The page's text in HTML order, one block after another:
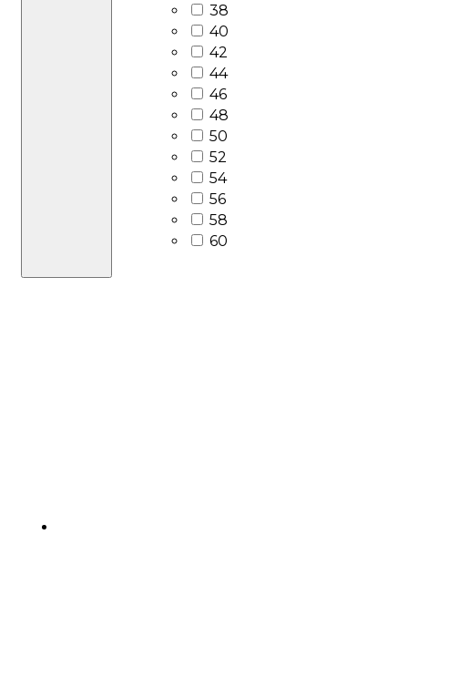
38
40
42
44
46
48
50
52
54
56
58
60